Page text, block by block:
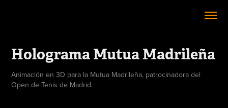
Holograma Mutua Madrileña
Animación en 3D para la Mutua Madrileña, patrocinadora del
Open de Tenis de Madrid.